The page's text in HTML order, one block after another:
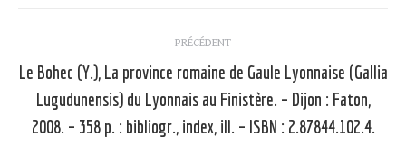
article
PRÉCÉDENT
Article
précédent
Le Bohec (Y.), La province romaine de Gaule Lyonnaise (Gallia
Lugudunensis) du Lyonnais au Finistère. – Dijon : Faton,
2008. – 358 p. : bibliogr., index, ill. – ISBN : 2.87844.102.4.